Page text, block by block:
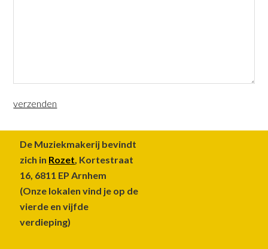
Footer
De Muziekmakerij bevindt
zich in Rozet, Kortestraat
16, 6811 EP Arnhem
(Onze lokalen vind je op de
vierde en vijfde
verdieping)